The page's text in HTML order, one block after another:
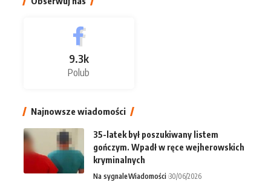
9.3k
Polub
Najnowsze wiadomości
35-latek był poszukiwany listem
gończym. Wpadł w ręce wejherowskich
kryminalnych
Na sygnaleWiadomości 30/06/2026